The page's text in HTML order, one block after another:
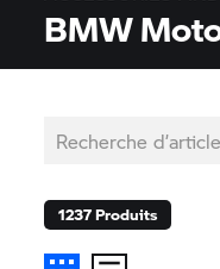
BMW
1237Produits